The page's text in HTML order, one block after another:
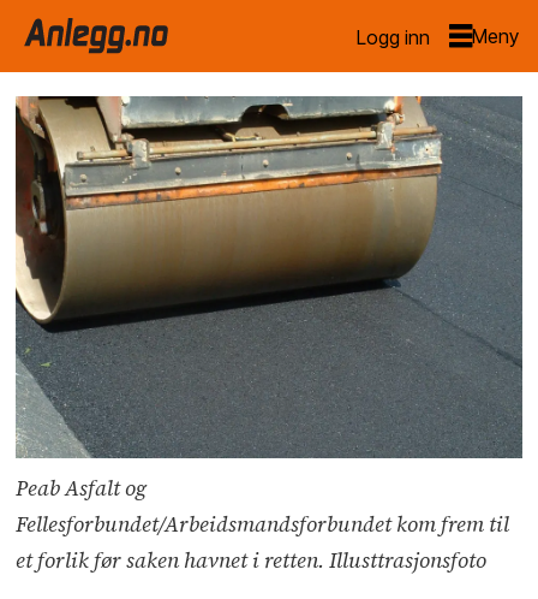
Logg inn
Peab Asfalt og
Fellesforbundet/Arbeidsmandsforbundet kom frem til
et forlik før saken havnet i retten. Illusttrasjonsfoto